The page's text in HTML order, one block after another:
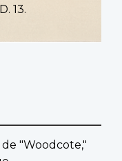
13.
"Woodcote,"